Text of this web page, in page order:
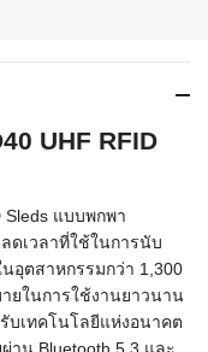
UHF RFID
Sleds แบบพกพา
ดเวลาที่ใช้ในการนับ
อุตสาหกรรมกว่า 1,300
ยในการใช้งานยาวนาน
บเทคโนโลยีแห่งอนาคต